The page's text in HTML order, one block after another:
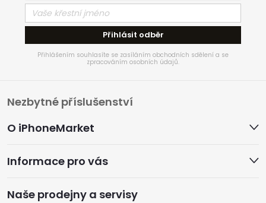
Přihlásit odběr
Přihlášením souhlasíte se zasíláním obchodních sdělení a se
zpracováním osobních údajů.
Z
á
p
a
O iPhoneMarket
Informace pro vás
Naše prodejny a servisy
Nezbytné příslušenství